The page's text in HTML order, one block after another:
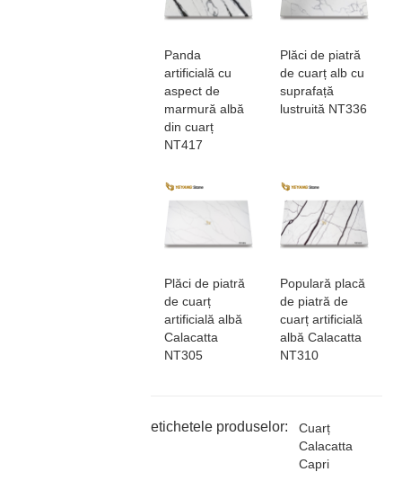
Panda
artificială cu
aspect de
marmură albă
din cuarț
NT417
Plăci de piatră
de cuarț alb cu
suprafață
lustruită NT336
Plăci de piatră
de cuarț
artificială albă
Calacatta
NT305
Populară placă
de piatră de
cuarț artificială
albă Calacatta
NT310
etichetele produselor:
Cuarț
Calacatta
Capri